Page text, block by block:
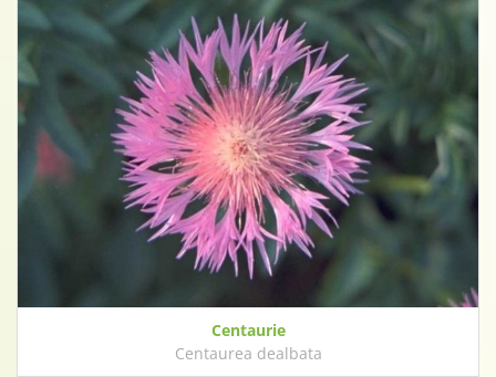
Centaurie
Centaurea dealbata